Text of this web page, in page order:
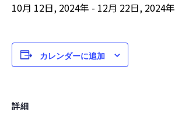
10月 12日, 2024年 - 12月 22日, 2024年
カレンダーに追加
詳細